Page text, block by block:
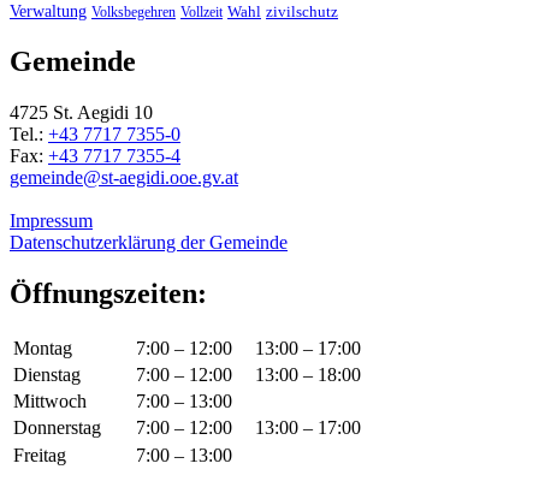
Verwaltung Volksbegehren Vollzeit Wahl zivilschutz
Gemeinde
4725 St. Aegidi 10
Tel.: +43 7717 7355-0
Fax: +43 7717 7355-4
gemeinde@st-aegidi.ooe.gv.at
Impressum
Datenschutzerklärung der Gemeinde
Öffnungszeiten:
Montag 7:00 – 12:00
13:00 – 17:00
Dienstag
7:00 – 12:00
13:00 – 18:00
Mittwoch
7:00 – 13:00
Donnerstag
7:00 – 12:00
13:00 – 17:00
Freitag
7:00 – 13:00